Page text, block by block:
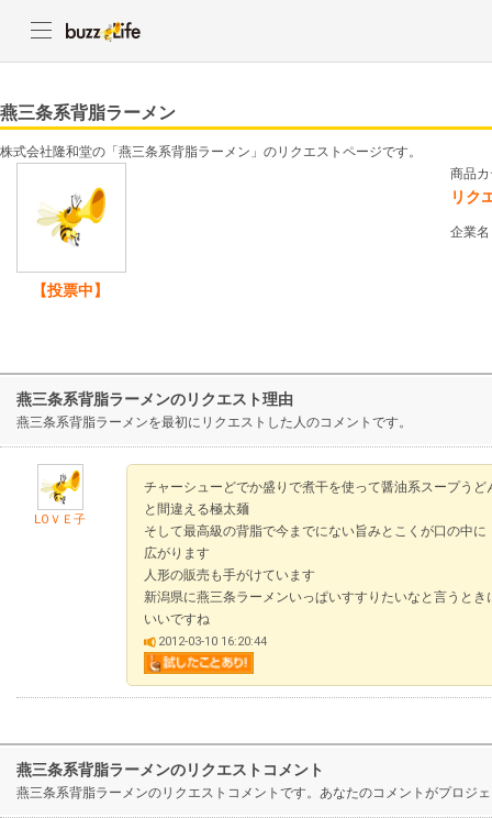
燕三条系背脂ラーメン
株式会社隆和堂の「燕三条系背脂ラーメン」のリクエストページです。
【投票中】
商品
リク
企業
燕三条系背脂ラーメンのリクエスト理由
燕三条系背脂ラーメンを最初にリクエストした人のコメントです。
LOＶＥ子
チャーシューどでか盛りで煮干を使って醤油系スープうど
と間違える極太麺
そして最高級の背脂で今までにない旨みとこくが口の中に
広がります
人形の販売も手がけています
新潟県に燕三条ラーメンいっぱいすすりたいなと言うとき
いいですね
2012-03-10 16:20:44
燕三条系背脂ラーメンのリクエストコメント
燕三条系背脂ラーメンのリクエストコメントです。あなたのコメントがプロジ